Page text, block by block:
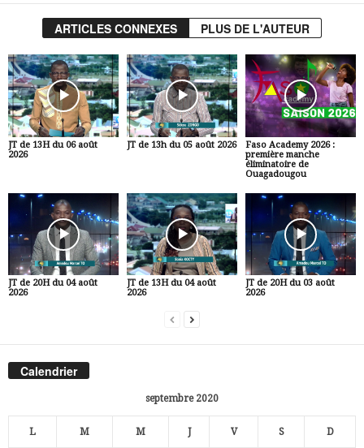
ARTICLES CONNEXES PLUS DE L'AUTEUR
JT de 13H du 06 août
2026
JT de 13h du 05 août 2026
Faso Academy 2026 :
première manche
éliminatoire de
Ouagadougou
JT de 20H du 04 août
2026
JT de 13H du 04 août
2026
JT de 20H du 03 août
2026
Calendrier
septembre 2020
L M M J V S D